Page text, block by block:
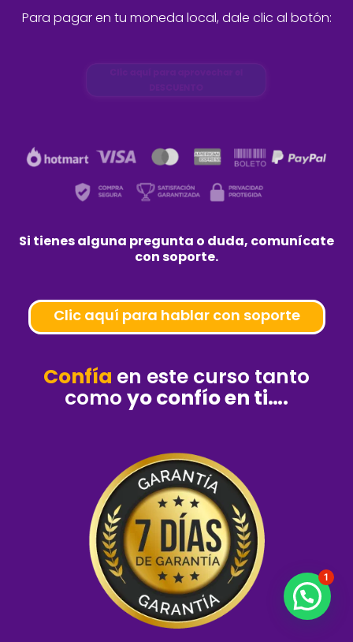
Para pagar en tu moneda local, dale clic al botón:
Si tienes alguna pregunta o duda, comunícate
con soporte.
Clic aquí para hablar con soporte
Confía en este curso tanto
como yo confío en ti….
1